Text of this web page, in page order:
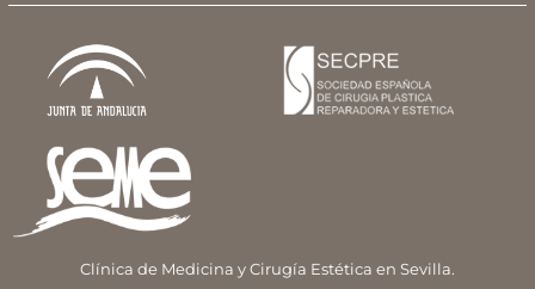
Clínica de Medicina y Cirugía Estética en Sevilla.